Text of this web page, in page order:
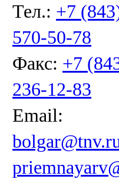
Тел.: +7
570-50-78
Факс: +7
236-12-83
Email: